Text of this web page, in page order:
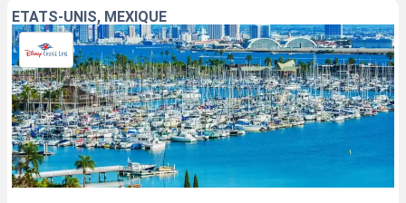
Mois de départ
Ports Compagnies
Rechercher
ÉTATS-UNIS, MEXIQUE